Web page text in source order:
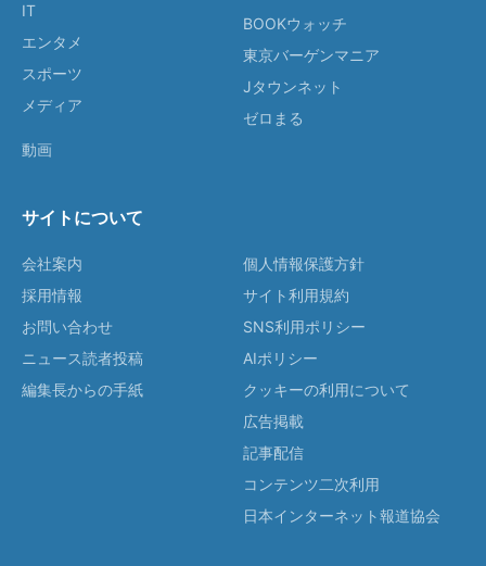
IT
エンタメ
スポーツ
メディア
動画
BOOKウォッチ
東京バーゲンマニア
Jタウンネット
ゼロまる
サイトについて
会社案内
採用情報
お問い合わせ
ニュース読者投稿
編集長からの手紙
個人情報保護方針
サイト利用規約
SNS利用ポリシー
AIポリシー
クッキーの利用について
広告掲載
記事配信
コンテンツ二次利用
日本インターネット報道協会